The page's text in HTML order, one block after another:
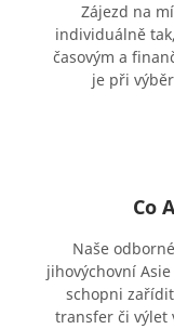
Zájezd na
individuálně
časovým a
je při
Co
Naše
jihovýchovní
schopni
transfer či výlet